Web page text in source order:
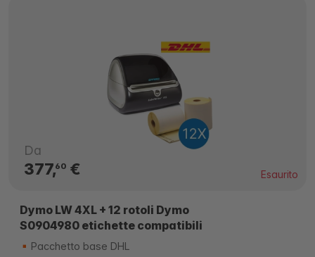
Da
377,60€ Esaurito
Dymo LW 4XL + 12 rotoli Dymo
S0904980 etichette compatibili
Pacchetto base DHL